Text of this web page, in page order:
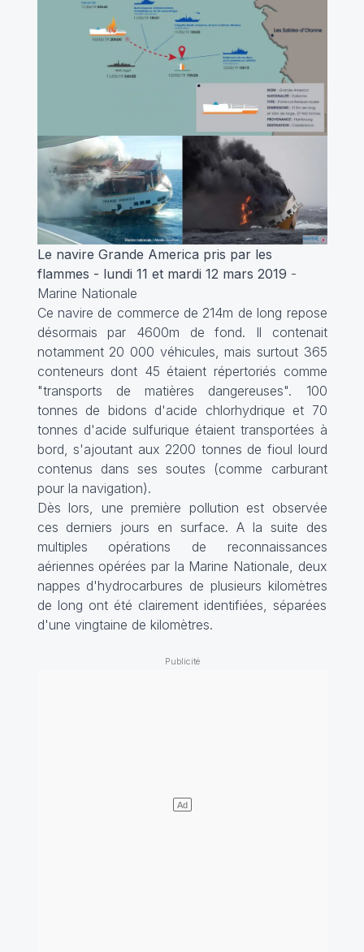
Le navire Grande America pris par les
flammes - lundi 11 et mardi 12 mars 2019 -
Marine Nationale
Ce navire de commerce de 214m de long repose
désormais par 4600m de fond. Il contenait
notamment 20 000 véhicules, mais surtout 365
conteneurs dont 45 étaient répertoriés comme
"transports de matières dangereuses". 100
tonnes de bidons d'acide chlorhydrique et 70
tonnes d'acide sulfurique étaient transportées à
bord, s'ajoutant aux 2200 tonnes de fioul lourd
contenus dans ses soutes (comme carburant
pour la navigation).
Dès lors, une première pollution est observée
ces derniers jours en surface. A la suite des
multiples opérations de reconnaissances
aériennes opérées par la Marine Nationale, deux
nappes d'hydrocarbures de plusieurs kilomètres
de long ont été clairement identifiées, séparées
d'une vingtaine de kilomètres.